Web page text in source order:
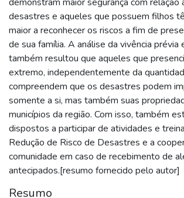
desastres e aqueles que possuem filhos
maior a reconhecer os riscos a fim de
de sua família. A análise da vivência prévia
também resultou que aqueles que
extremo, independentemente da
compreendem que os desastres podem
somente a si, mas também suas
municípios da região. Com isso, também
dispostos a participar de atividades e
Redução de Risco de Desastres e a
comunidade em caso de recebimento de
antecipados.[resumo fornecido pelo autor]
Resumo